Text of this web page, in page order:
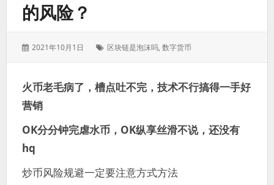
的风险？
发
2021年10月1日
标
区块链是泡沫吗,数字货币
火币老毛病了，槽点吐不完，技术不行搞得一手好
营销
OK分分钟完虐水币，OK纵享丝滑不说，还没有
hq
炒币风险规避一定要注意方式方法